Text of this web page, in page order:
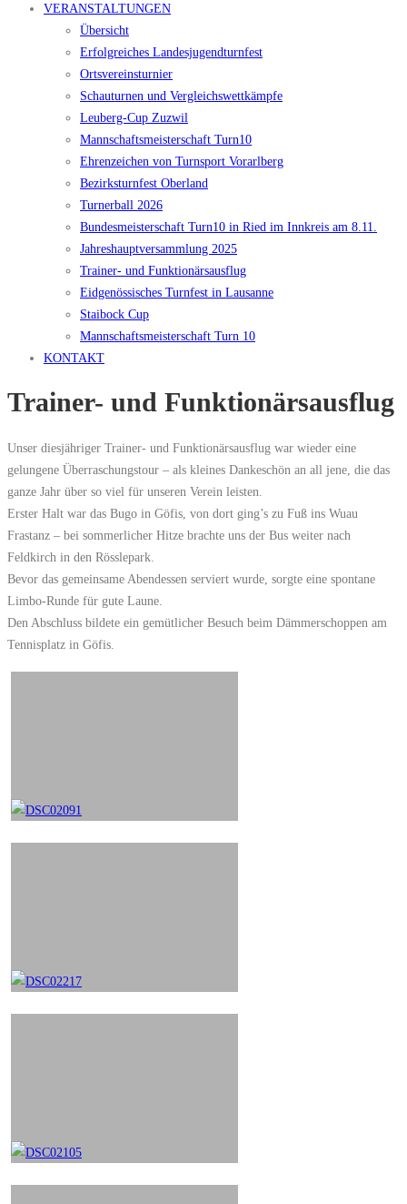
VERANSTALTUNGEN
Übersicht
Erfolgreiches Landesjugendturnfest
Ortsvereinsturnier
Schauturnen und Vergleichswettkämpfe
Leuberg-Cup Zuzwil
Mannschaftsmeisterschaft Turn10
Ehrenzeichen von Turnsport Vorarlberg
Bezirksturnfest Oberland
Turnerball 2026
Bundesmeisterschaft Turn10 in Ried im Innkreis am 8.11.
Jahreshauptversammlung 2025
Trainer- und Funktionärsausflug
Eidgenössisches Turnfest in Lausanne
Staibock Cup
Mannschaftsmeisterschaft Turn 10
KONTAKT
Trainer- und Funktionärsausflug
Unser diesjähriger Trainer- und Funktionärsausflug war wieder eine
gelungene Überraschungstour – als kleines Dankeschön an all jene, die das
ganze Jahr über so viel für unseren Verein leisten.
Erster Halt war das Bugo in Göfis, von dort ging’s zu Fuß ins Wuau
Frastanz – bei sommerlicher Hitze brachte uns der Bus weiter nach
Feldkirch in den Rösslepark.
Bevor das gemeinsame Abendessen serviert wurde, sorgte eine spontane
Limbo-Runde für gute Laune.
Den Abschluss bildete ein gemütlicher Besuch beim Dämmerschoppen am
Tennisplatz in Göfis.